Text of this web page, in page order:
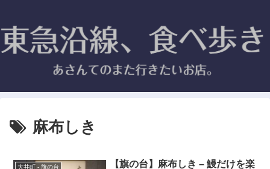
麻布しき
大井町 - 旗の台
【旗の台】麻布しき – 鰻だけを楽